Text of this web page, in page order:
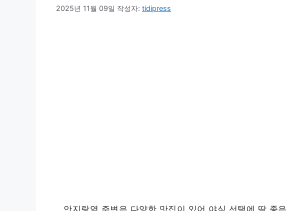
2025년 11월 09일 작성자: tidipress